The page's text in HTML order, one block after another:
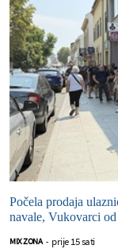
Počela prodaja
navale, Vukovarci
MIX ZONA - prije 15 sati